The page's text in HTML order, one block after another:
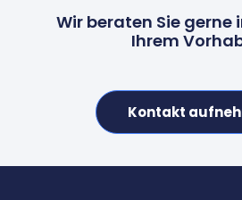
Wir beraten Sie gerne
Ihrem
Kontakt